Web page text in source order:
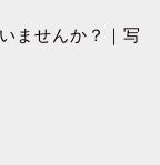
ませんか？｜写